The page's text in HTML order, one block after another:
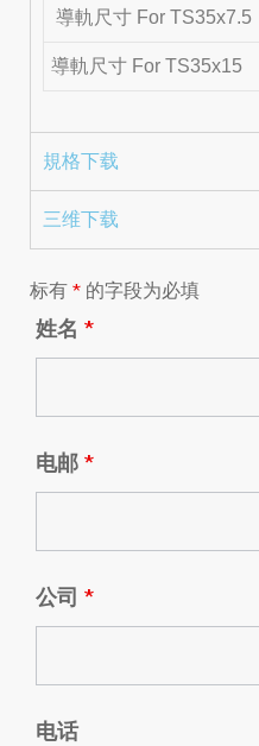
導軌尺寸 For TS35x7.5
導軌尺寸 For TS35x15
規格下载
三维下载
标有 * 的字段为必填
姓名 *
电邮 *
公司 *
电话